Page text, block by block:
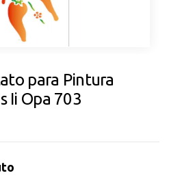
para Pintura
Ii Opa 703